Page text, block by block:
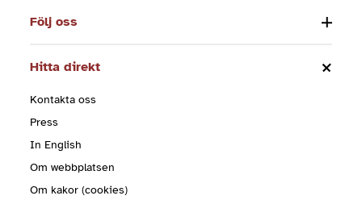
Följ oss
Hitta direkt
Kontakta oss
Press
In English
Om webbplatsen
Om kakor (cookies)